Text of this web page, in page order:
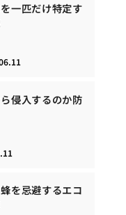
一匹だけ特定す
侵入するのか防
を忌避するエコ